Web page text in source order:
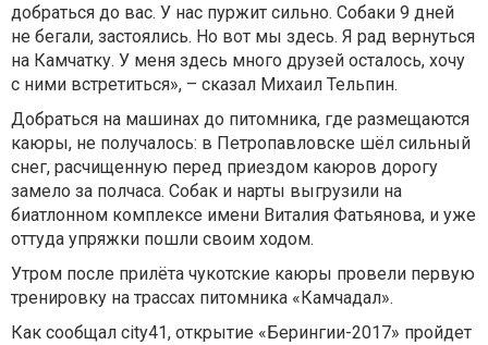
добраться до вас. У нас пуржит сильно. Собаки 9 дней
не бегали, застоялись. Но вот мы здесь. Я рад вернуться
на Камчатку. У меня здесь много друзей осталось, хочу
с ними встретиться», – сказал Михаил Тельпин.
Добраться на машинах до питомника, где размещаются
каюры, не получалось: в Петропавловске шёл сильный
снег, расчищенную перед приездом каюров дорогу
замело за полчаса. Собак и нарты выгрузили на
биатлонном комплексе имени Виталия Фатьянова, и уже
оттуда упряжки пошли своим ходом.
Утром после прилёта чукотские каюры провели первую
тренировку на трассах питомника «Камчадал».
Как сообщал city41, открытие «Берингии-2017» пройдет